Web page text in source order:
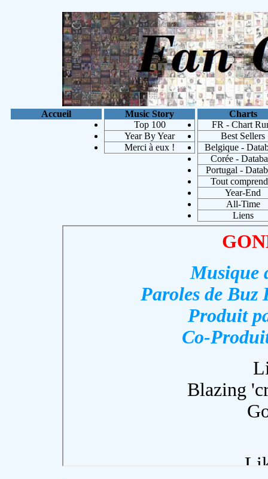
Accueil
Music Story
Top 100
Year By Year
Merci à eux !
Charts
FR - Chart
Best Sellers
Belgique -
Corée -
Portugal -
Tout
Year-End
All-Time
Liens